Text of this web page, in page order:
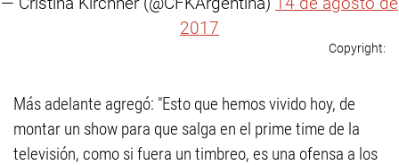
2017
Más adelante agregó: "Esto que hemos vivido hoy, de
montar un show para que salga en el prime time de la
televisión, como si fuera un timbreo, es una ofensa a los